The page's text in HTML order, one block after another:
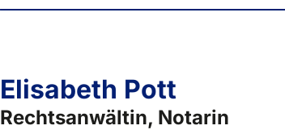
Elisabeth Pott
Rechtsanwältin, Notarin